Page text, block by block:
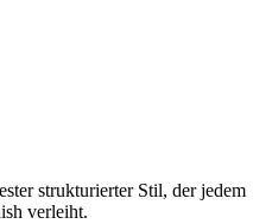
strukturierter Stil, der jedem
verleiht.